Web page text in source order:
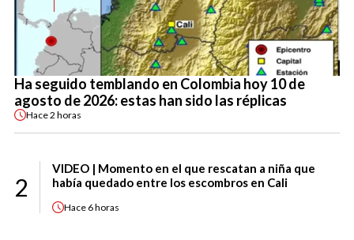
Ha seguido temblando en Colombia hoy 10 de
agosto de 2026: estas han sido las réplicas
Hace2 horas
2
VIDEO | Momento en el que rescatan a niña que
había quedado entre los escombros en Cali
Hace 6 horas